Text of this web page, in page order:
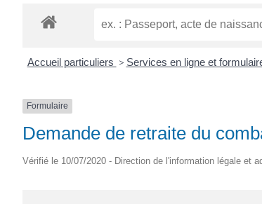
Accueil particuliers > Services en ligne et
Formulaire
Demande de retraite du
Vérifié le 10/07/2020 - Direction de l'information légale et